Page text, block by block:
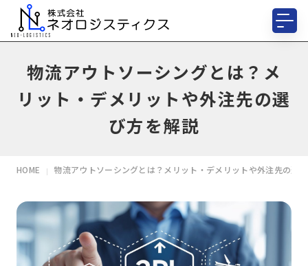
物流アウトソーシングとは？メ
リット・デメリットや外注先の選
び方を解説
HOME 物流アウトソーシングとは？メリット・デメリットや外注先の選